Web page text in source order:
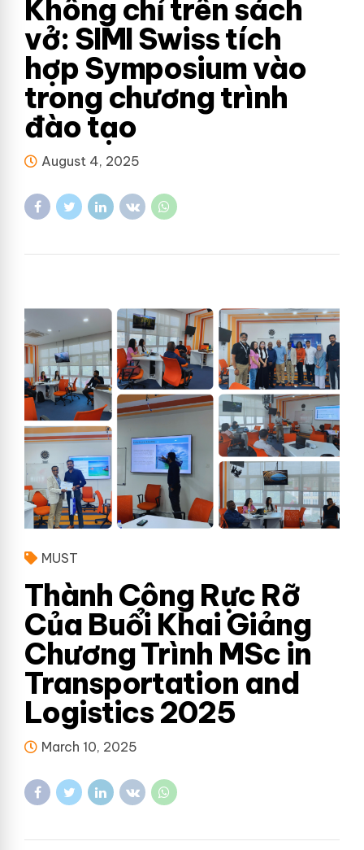
Không chỉ trên sách
vở: SIMI Swiss tích
hợp Symposium vào
trong chương trình
đào tạo
August 4, 2025
MUST
Thành Công Rực Rỡ
Của Buổi Khai Giảng
Chương Trình MSc in
Transportation and
Logistics 2025
March 10, 2025